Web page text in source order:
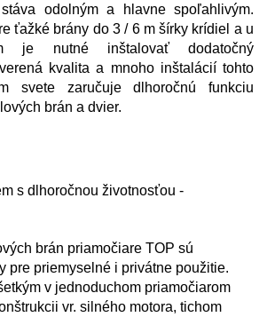
odolným a hlavne spoľahlivým.
ťažké brány do 3 / 6 m šírky krídiel a u
je nutné inštalovať dodatočný
kvalita a mnoho inštalácií tohto
svete zaručuje dlhoročnú funkciu
brán a dvier.
s dlhoročnou životnosťou -
brán priamočiare TOP sú
pre priemyselné i privátne použitie.
v jednoduchom priamočiarom
vr. silného motora, tichom